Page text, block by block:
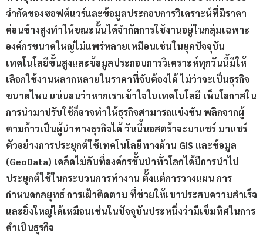
จำกัดของซอฟต์แวร์และข้อมูลประกอบการวิเคราะห์ที่มีราคา
ค่อนข้างสูงทำให้ขณะนั้นได้จำกัดการใช้งานอยู่ในกลุ่มเฉพาะ
องค์กรขนาดใหญ่ไม่แพร่หลายเหมือนเช่นในยุคปัจจุบัน
เทคโนโลยีขั้นสูงและข้อมูลประกอบการวิเคราะห์ทุกวันนี้มีให้
เลือกใช้งานหลากหลายในราคาที่จับต้องได้ ไม่ว่าจะเป็นธุรกิจ
ขนาดไหน แน่นอนว่าหากเราเข้าใจในเทคโนโลยี เห็นโอกาสใน
การนำมาปรับใช้ก็อาจทำให้ธุรกิจสามารถแข่งขัน พลิกจากผู้
ตามก้าวเป็นผู้นำทางธุรกิจได้ วันนี้นอสตร้าจะมาแชร์ มาแชร์
ตัวอย่างการประยุกต์ใช้เทคโนโลยีทางด้าน GIS และข้อมูล
(GeoData) เคล็ดไม่ลับที่องค์กรชั้นนำทั่วโลกได้มีการนำไป
ประยุกต์ใช้ในกระบวนการทำงาน ตั้งแต่การวางแผน การ
กำหนดกลยุทธ์ การเฝ้าติดตาม ที่ช่วยให้เขาประสบความสำเร็จ
และยิ่งใหญ่ได้เหมือนเช่นในปัจจุบันประหนึ่งว่ามีเข็มทิศในการ
ดำเนินธุรกิจ